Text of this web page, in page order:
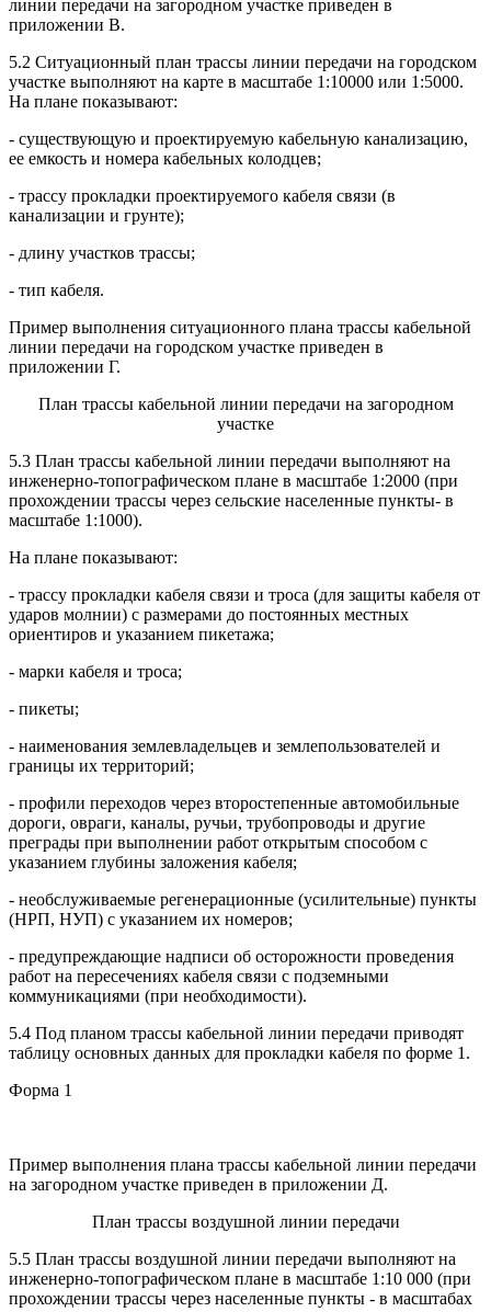
линии передачи на загородном участке приведен в
приложении В.
5.2 Ситуационный план трассы линии передачи на городском
участке выполняют на карте в масштабе 1:10000 или 1:5000.
На плане показывают:
- существующую и проектируемую кабельную канализацию,
ее емкость и номера кабельных колодцев;
- трассу прокладки проектируемого кабеля связи (в
канализации и грунте);
- длину участков трассы;
- тип кабеля.
Пример выполнения ситуационного плана трассы кабельной
линии передачи на городском участке приведен в
приложении Г.
План трассы кабельной линии передачи на загородном
участке
5.3 План трассы кабельной линии передачи выполняют на
инженерно-топографическом плане в масштабе 1:2000 (при
прохождении трассы через сельские населенные пункты- в
масштабе 1:1000).
На плане показывают:
- трассу прокладки кабеля связи и троса (для защиты кабеля от
ударов молнии) с размерами до постоянных местных
ориентиров и указанием пикетажа;
- марки кабеля и троса;
- пикеты;
- наименования землевладельцев и землепользователей и
границы их территорий;
- профили переходов через второстепенные автомобильные
дороги, овраги, каналы, ручьи, трубопроводы и другие
преграды при выполнении работ открытым способом с
указанием глубины заложения кабеля;
- необслуживаемые регенерационные (усилительные) пункты
(НРП, НУП) с указанием их номеров;
- предупреждающие надписи об осторожности проведения
работ на пересечениях кабеля связи с подземными
коммуникациями (при необходимости).
5.4 Под планом трассы кабельной линии передачи приводят
таблицу основных данных для прокладки кабеля по форме 1.
Форма 1
Пример выполнения плана трассы кабельной линии передачи
на загородном участке приведен в приложении Д.
План трассы воздушной линии передачи
5.5 План трассы воздушной линии передачи выполняют на
инженерно-топографическом плане в масштабе 1:10 000 (при
прохождении трассы через населенные пункты - в масштабах